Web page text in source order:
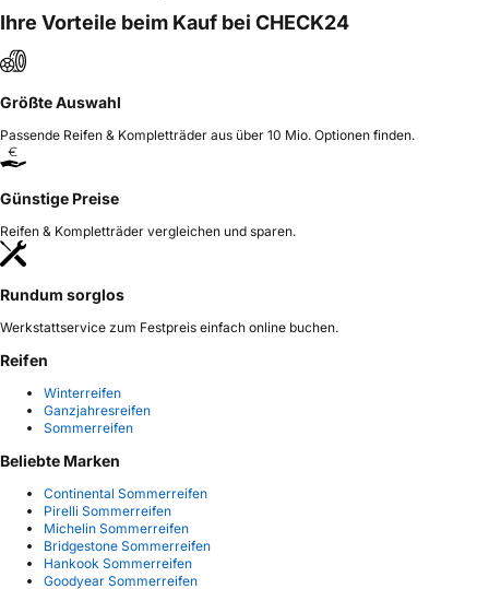
Ihre Vorteile beim Kauf bei CHECK24
Größte Auswahl
Passende Reifen & Kompletträder aus über 10 Mio. Optionen finden.
Günstige Preise
Reifen & Kompletträder vergleichen und sparen.
Rundum sorglos
Werkstattservice zum Festpreis einfach online buchen.
Reifen
Winterreifen
Ganzjahresreifen
Sommerreifen
Beliebte Marken
Continental Sommerreifen
Pirelli Sommerreifen
Michelin Sommerreifen
Bridgestone Sommerreifen
Hankook Sommerreifen
Goodyear Sommerreifen